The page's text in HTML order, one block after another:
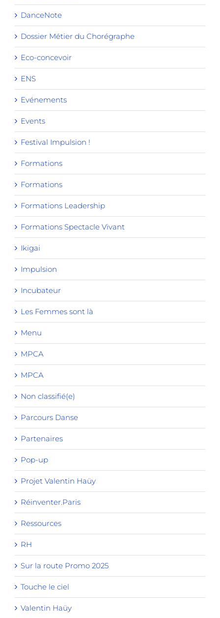
DanceNote
Dossier Métier du Chorégraphe
Eco-concevoir
ENS
Evénements
Events
Festival Impulsion !
Formations
Formations
Formations Leadership
Formations Spectacle Vivant
Ikigai
Impulsion
Incubateur
Les Femmes sont là
Menu
MPCA
MPCA
Non classifié(e)
Parcours Danse
Partenaires
Pop-up
Projet Valentin Haüy
Réinventer.Paris
Ressources
RH
Sur la route Promo 2025
Touche le ciel
Valentin Haüy